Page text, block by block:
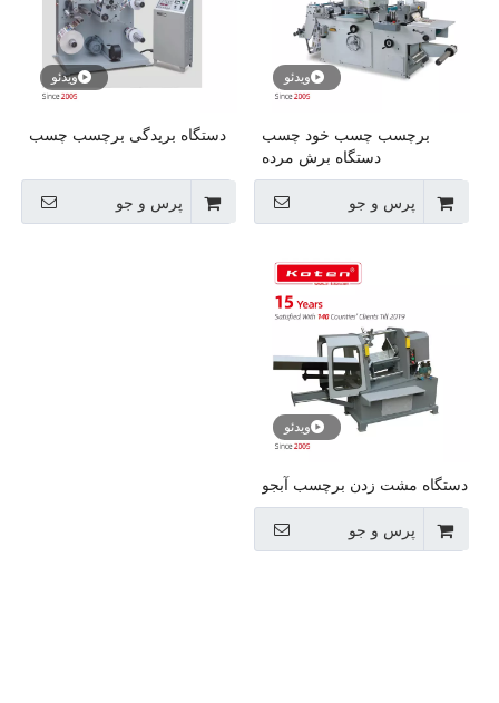
ویدئو
برچسب چسب خود چسب
دستگاه برش مرده
پرس و جو
ویدئو
دستگاه بریدگی برچسب چسب
پرس و جو
ویدئو
دستگاه مشت زدن برچسب آبجو
پرس و جو